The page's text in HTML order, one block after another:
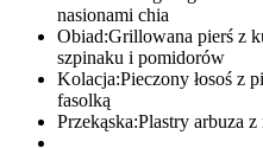
nasionami chia
Obiad:Grillowana pierś z
szpinaku i pomidorów
Kolacja:Pieczony łosoś z
fasolką
Przekąska:Plastry arbuza z